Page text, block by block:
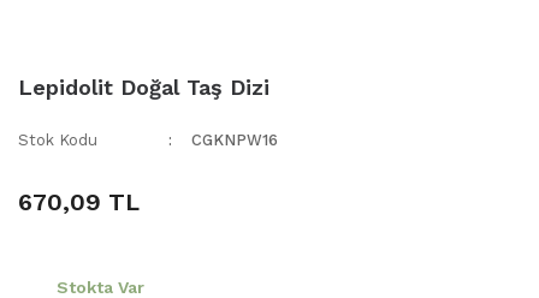
Lepidolit Doğal Taş Dizi
Stok Kodu CGKNPW16
670,09 TL
Stokta Var